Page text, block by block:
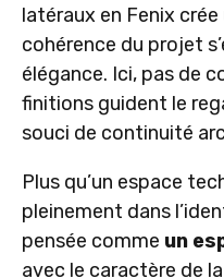
latéraux en Fenix
cohérence du projet
élégance. Ici, pas de
finitions guident le
souci de continuité
Plus qu’un espace
pleinement dans
pensée comme un
avec le caractère de